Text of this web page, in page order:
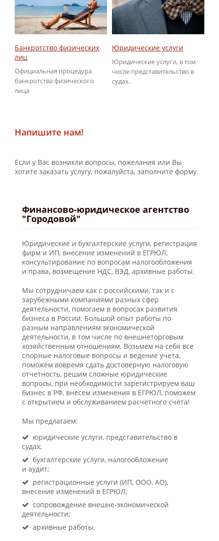
Банкротство физических
лиц
Официальная процедура
банкротства физического
лица
Юридические услуги
Юридические услуги, в том
числе представительство в
судах.
Напишите нам!
Если у Вас возникли вопросы, пожелания или Вы
хотите заказать услугу, пожалуйста, заполните форму.
Финансово-юридическое агентство
"Городовой"
Юридические и бухгалтерские услуги, регистрация
фирм и ИП, внесение изменений в ЕГРЮЛ,
консультирование по вопросам налогообложения
и права, возмещение НДС, ВЭД, архивные работы.
Мы сотрудничаем как с российскими, так и с
зарубежными компаниями разных сфер
деятельности, помогаем в вопросах развития
бизнеса в России. Большой опыт работы по
разным направлениям экономической
деятельности, в том числе по внешнеторговым
хозяйственным отношениям. Возьмем на себя все
спорные налоговые вопросы и ведение учета,
поможем вовремя сдать достоверную налоговую
отчетность, решим сложные юридические
вопросы, при необходимости зарегистрируем ваш
бизнес в РФ, внесем изменения в ЕГРЮЛ, поможем
с открытием и обслуживанием расчётного счёта!
Мы предлагаем:
юридические услуги, представительство в
судах;
бухгалтерские услуги, налогообложение
и аудит;
регистрационные услуги (ИП, ООО, АО),
внесение изменений в ЕГРЮЛ;
сопровождение внешне-экономической
деятельности;
архивные работы.